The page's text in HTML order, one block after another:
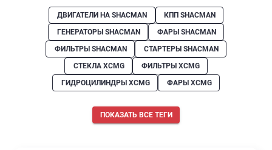
ДВИГАТЕЛИ НА SHACMAN
КПП SHACMAN
ГЕНЕРАТОРЫ SHACMAN
ФАРЫ SHACMAN
ФИЛЬТРЫ SHACMAN
СТАРТЕРЫ SHACMAN
СТЕКЛА XCMG
ФИЛЬТРЫ XCMG
ГИДРОЦИЛИНДРЫ XCMG
ФАРЫ XCMG
ПОКАЗАТЬ ВСЕ ТЕГИ